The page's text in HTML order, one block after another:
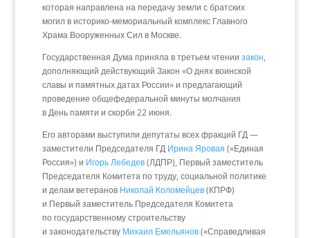
которая направлена на передачу земли с братских
могил в историко-мемориальный комплекс Главного
Храма Вооруженных Сил в Москве.
Государственная Дума приняла в третьем чтении закон,
дополняющий действующий Закон «О днях воинской
славы и памятных датах России» и предлагающий
проведение общефедеральной минуты молчания
в День памяти и скорби 22 июня.
Его авторами выступили депутаты всех фракций ГД —
заместители Председателя ГД Ирина Яровая («Единая
Россия») и Игорь Лебедев(ЛДПР), Первый заместитель
Председателя Комитета по труду, социальной политике
и делам ветеранов Николай Коломейцев(КПРФ)
и Первый заместитель Председателя Комитета
по государственному строительству
и законодательству Михаил Емельянов(«Справедливая